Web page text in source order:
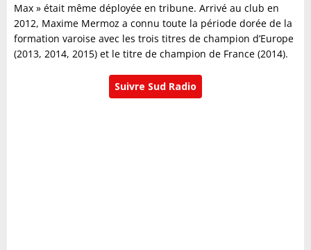
Max » était même déployée en tribune. Arrivé au club en
2012, Maxime Mermoz a connu toute la période dorée de la
formation varoise avec les trois titres de champion d’Europe
(2013, 2014, 2015) et le titre de champion de France (2014).
Suivre Sud Radio